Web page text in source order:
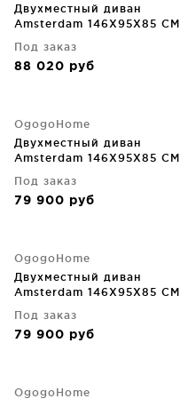
Двухместный диван
Amsterdam 146X95X85 CM
Под заказ
88 020 руб
OgogoHome
Двухместный диван
Amsterdam 146X95X85 CM
Под заказ
79 900 руб
OgogoHome
Двухместный диван
Amsterdam 146X95X85 CM
Под заказ
79 900 руб
OgogoHome